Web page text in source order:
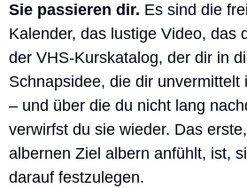
Sie passieren dir. Es sind die
Kalender, das lustige Video, das
der VHS-Kurskatalog, der dir in
Schnapsidee, die dir unvermittelt
– und über die du nicht lang
verwirfst du sie wieder. Das
albernen Ziel albern anfühlt, ist,
darauf festzulegen.